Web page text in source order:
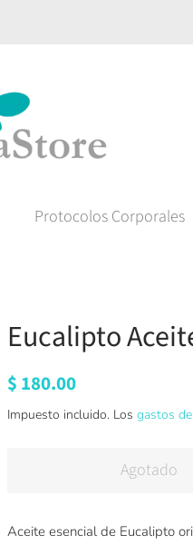
Protocolos Corporales
Eucalipto
Precio
$ 180.00
oferta
Impuesto incluido. Los gastos
Agotado
Aceite esencial de Eucalipto